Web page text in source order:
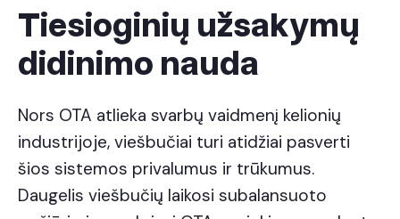
Tiesioginių užsakymų
didinimo nauda
Nors OTA atlieka svarbų vaidmenį kelionių
industrijoje, viešbučiai turi atidžiai pasverti
šios sistemos privalumus ir trūkumus.
Daugelis viešbučių laikosi subalansuoto